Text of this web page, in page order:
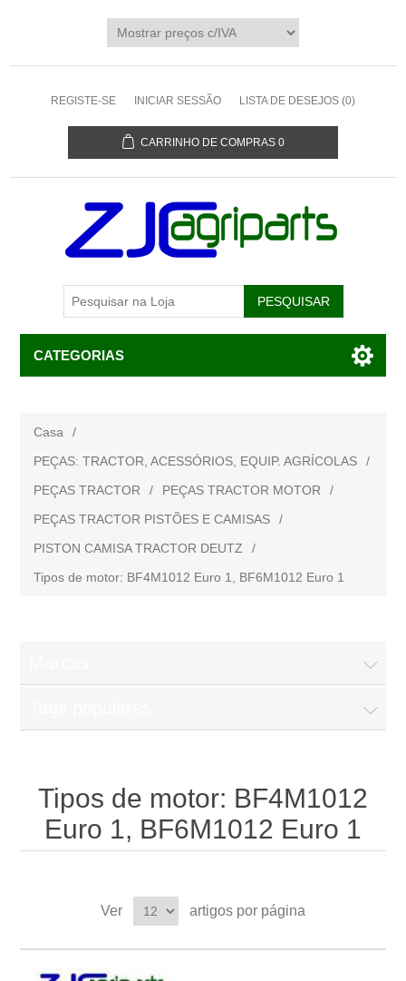
REGISTE-SE INICIAR SESSÃO LISTA DE DESEJOS (0)
CARRINHO DE COMPRAS 0
CATEGORIAS
Casa
/
PEÇAS: TRACTOR, ACESSÓRIOS, EQUIP. AGRÍCOLAS
/
PEÇAS TRACTOR
/ PEÇAS TRACTOR MOTOR
/
PEÇAS TRACTOR PISTÕES E CAMISAS
/
PISTON CAMISA TRACTOR DEUTZ
/
Tipos de motor: BF4M1012 Euro 1, BF6M1012 Euro 1
Tipos de motor: BF4M1012
Euro 1, BF6M1012 Euro 1
Ver artigos por página